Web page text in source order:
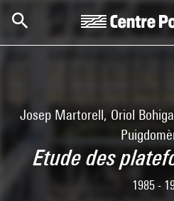
Josep Martorell, Oriol
Etude des
1985 -